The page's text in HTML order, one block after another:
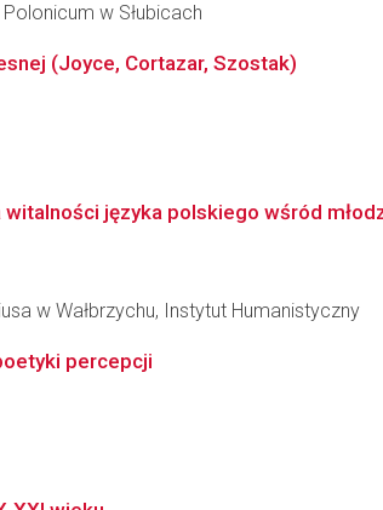
w Słubicach
(Joyce, Cortazar, Szostak)
języka polskiego wśród
w Wałbrzychu, Instytut Humanistyczny
percepcji